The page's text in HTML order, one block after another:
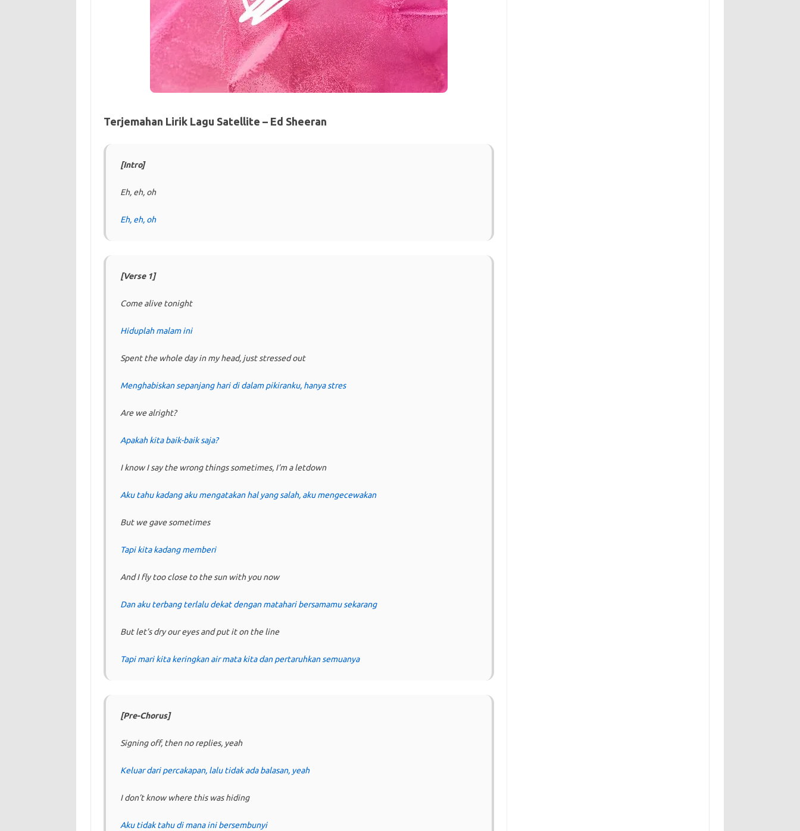
Terjemahan Lirik Lagu Satellite – Ed Sheeran
[Intro]
Eh, eh, oh
Eh, eh, oh
[Verse 1]
Come alive tonight
Hiduplah malam ini
Spent the whole day in my head, just stressed out
Menghabiskan sepanjang hari di dalam pikiranku, hanya stres
Are we alright?
Apakah kita baik-baik saja?
I know I say the wrong things sometimes, I’m a letdown
Aku tahu kadang aku mengatakan hal yang salah, aku mengecewakan
But we gave sometimes
Tapi kita kadang memberi
And I fly too close to the sun with you now
Dan aku terbang terlalu dekat dengan matahari bersamamu sekarang
But let’s dry our eyes and put it on the line
Tapi mari kita keringkan air mata kita dan pertaruhkan semuanya
[Pre-Chorus]
Signing off, then no replies, yeah
Keluar dari percakapan, lalu tidak ada balasan, yeah
I don’t know where this was hiding
Aku tidak tahu di mana ini bersembunyi